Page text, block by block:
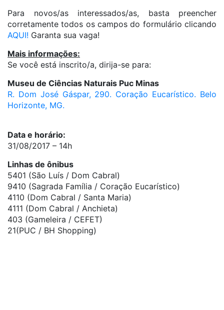
Para novos/as interessados/as, basta preencher
corretamente todos os campos do formulário clicando
AQUI! Garanta sua vaga!
Mais informações:
Se você está inscrito/a, dirija-se para:
Museu de Ciências Naturais Puc Minas
R. Dom José Gáspar, 290. Coração Eucarístico. Belo
Horizonte, MG.
Data e horário:
31/08/2017 – 14h
Linhas de ônibus
5401 (São Luís / Dom Cabral)
9410 (Sagrada Família / Coração Eucarístico)
4110 (Dom Cabral / Santa Maria)
4111 (Dom Cabral / Anchieta)
403 (Gameleira / CEFET)
21(PUC / BH Shopping)